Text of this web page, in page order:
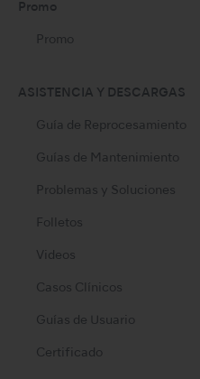
Promo
Promo
ASISTENCIA Y DESCARGAS
Guía de Reprocesamiento
Guías de Mantenimiento
Problemas y Soluciones
Folletos
Videos
Casos Clínicos
Guías de Usuario
Certificado